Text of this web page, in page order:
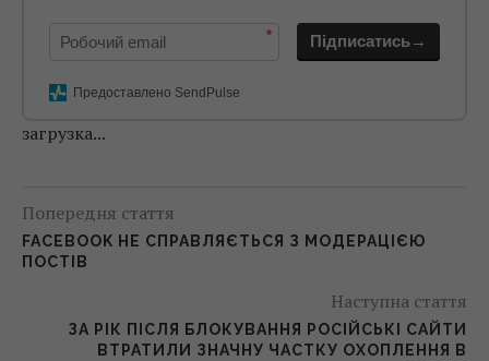
* Підписатись→
Предоставлено SendPulse
загрузка...
Попередня стаття
FACEBOOK НЕ СПРАВЛЯЄТЬСЯ З МОДЕРАЦІЄЮ
ПОСТІВ
Наступна стаття
ЗА РІК ПІСЛЯ БЛОКУВАННЯ РОСІЙСЬКІ САЙТИ
ВТРАТИЛИ ЗНАЧНУ ЧАСТКУ ОХОПЛЕННЯ В